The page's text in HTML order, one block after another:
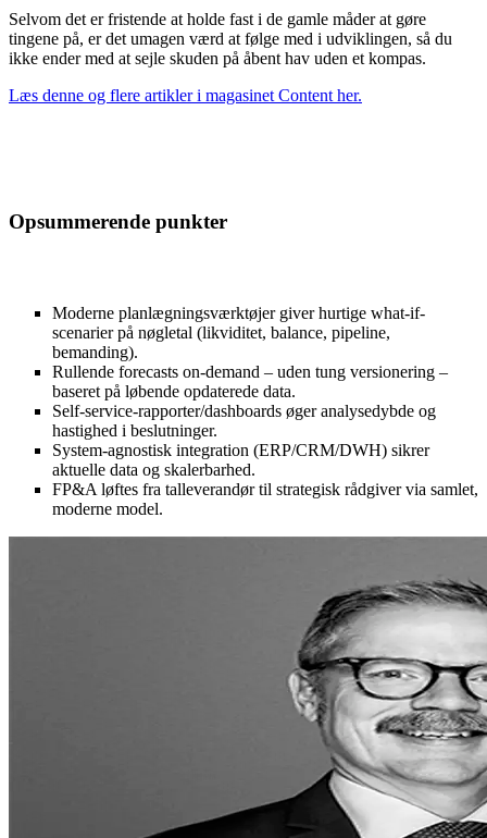
Selvom det er fristende at holde fast i de gamle måder at gøre
tingene på, er det umagen værd at følge med i udviklingen, så du
ikke ender med at sejle skuden på åbent hav uden et kompas.
Læs denne og flere artikler i magasinet Content her.
Opsummerende punkter
Moderne planlægningsværktøjer giver hurtige what-if-
scenarier på nøgletal (likviditet, balance, pipeline,
bemanding).
Rullende forecasts on-demand – uden tung versionering –
baseret på løbende opdaterede data.
Self-service-rapporter/dashboards øger analysedybde og
hastighed i beslutninger.
System-agnostisk integration (ERP/CRM/DWH) sikrer
aktuelle data og skalerbarhed.
FP&A løftes fra talleverandør til strategisk rådgiver via samlet,
moderne model.